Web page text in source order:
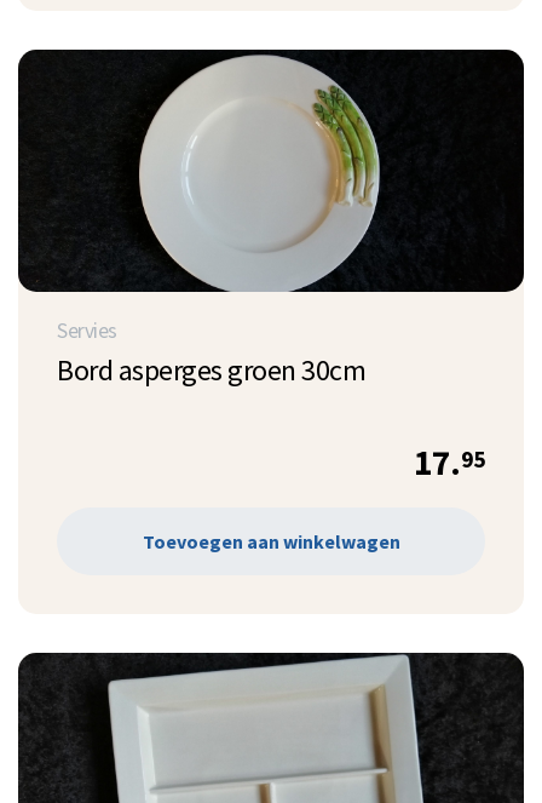
Servies
Bord asperges groen 30cm
17.95
Toevoegen aan winkelwagen